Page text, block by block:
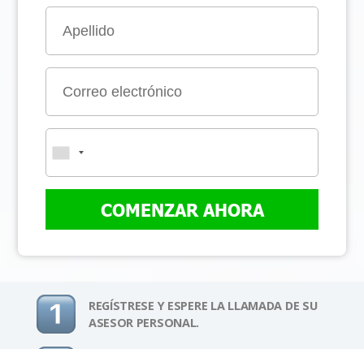
COMENZAR AHORA
REGÍSTRESE Y ESPERE LA LLAMADA DE SU
ASESOR PERSONAL.